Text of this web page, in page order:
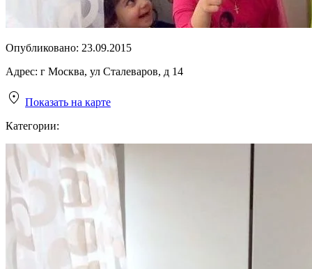
Опубликовано: 23.09.2015
Адрес: г Москва, ул Сталеваров, д 14
Показать на карте
Категории: